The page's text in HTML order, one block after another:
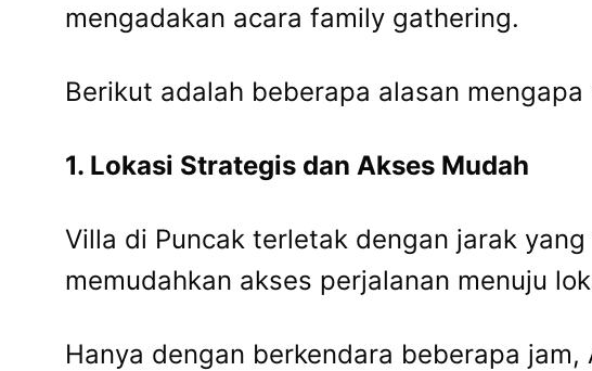
mengadakan acara family gathering.
Berikut adalah beberapa alasan
1. Lokasi Strategis dan Akses Mudah
Villa di Puncak terletak dengan jarak
memudahkan akses perjalanan menuju
Hanya dengan berkendara beberapa